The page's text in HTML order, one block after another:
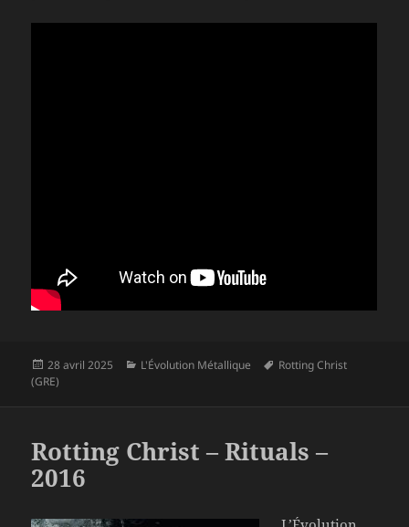
Publié
le
28 avril 2025 Catégories
L'Évolution Métallique
Mots-
Rotting Christ
(GRE)
Rotting Christ – Rituals –
2016